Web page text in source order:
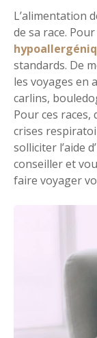
L’alimentation
de sa race.
standards. De
les voyages en
carlins,
Pour ces
crises
solliciter l’aide
conseiller et
faire voyager